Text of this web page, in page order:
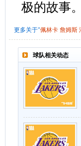
极的故事
更多关于"佩林卡 詹姆斯
球队相关动态